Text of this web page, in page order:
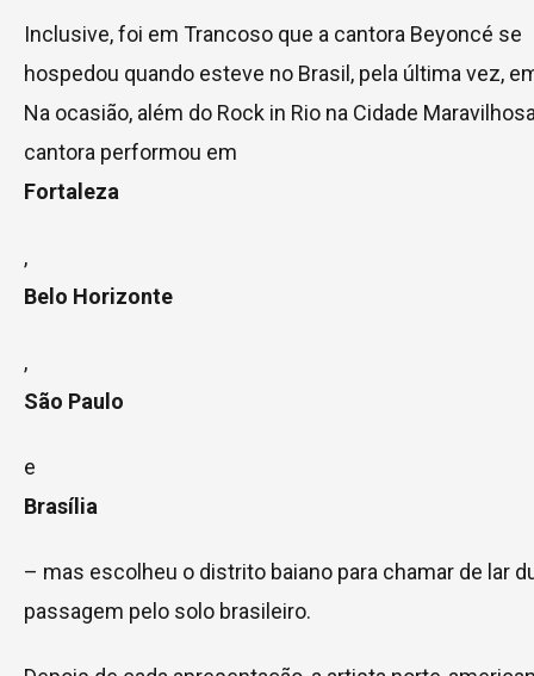
Inclusive, foi em Trancoso que a cantora Beyoncé se
hospedou quando esteve no Brasil, pela última vez,
Na ocasião, além do Rock in Rio na Cidade
cantora performou em
Fortaleza
,
Belo Horizonte
,
São Paulo
e
Brasília
– mas escolheu o distrito baiano para chamar de lar
passagem pelo solo brasileiro.